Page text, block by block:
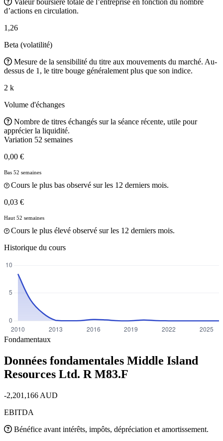
Valeur boursière totale de l’entreprise en fonction du nombre
d’actions en circulation.
1,26
Beta (volatilité)
Mesure de la sensibilité du titre aux mouvements du marché. Au-
dessus de 1, le titre bouge généralement plus que son indice.
2 k
Volume d'échanges
Nombre de titres échangés sur la séance récente, utile pour
apprécier la liquidité.
Variation 52 semaines
0,00 €
Bas 52 semaines
Cours le plus bas observé sur les 12 derniers mois.
0,03 €
Haut 52 semaines
Cours le plus élevé observé sur les 12 derniers mois.
Historique du cours
Fondamentaux
Données fondamentales Middle Island
Resources Ltd. R M83.F
-2,201,166 AUD
EBITDA
Bénéfice avant intérêts, impôts, dépréciation et amortissement.